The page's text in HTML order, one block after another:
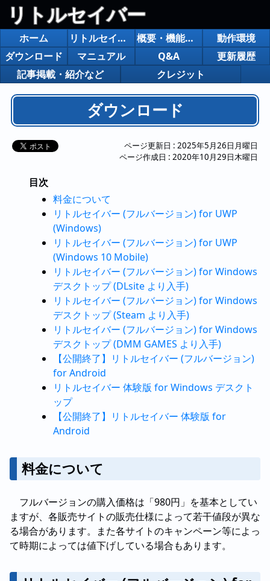
リトルセイバー
ホーム リトルセイバー 概要・機能紹介
動作環境
ダウンロード
マニュアル Q&A
更新履歴
記事掲載・紹介など
クレジット
ダウンロード
ページ更新日 : 2025年5月26日月曜日
ページ作成日 : 2020年10月29日木曜日
目次
料金について
リトルセイバー (フルバージョン) for UWP
(Windows)
リトルセイバー (フルバージョン) for UWP
(Windows 10 Mobile)
リトルセイバー (フルバージョン) for Windows
デスクトップ (DLsite より入手)
リトルセイバー (フルバージョン) for Windows
デスクトップ (Steam より入手)
リトルセイバー (フルバージョン) for Windows
デスクトップ (DMM GAMES より入手)
【公開終了】リトルセイバー (フルバージョン)
for Android
リトルセイバー 体験版 for Windows デスクト
ップ
【公開終了】リトルセイバー 体験版 for
Android
料金について
フルバージョンの購入価格は「980円」を基本としてい
ますが、各販売サイトの販売仕様によって若干値段が異な
る場合があります。また各サイトのキャンペーン等によっ
て時期によっては値下げしている場合もあります。